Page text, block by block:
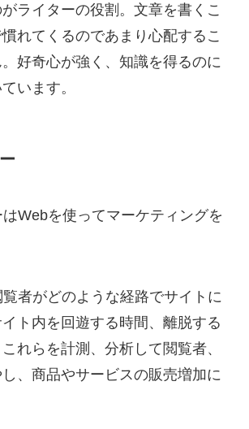
ライターの役割。文章を書くこ
れてくるのであまり心配するこ
好奇心が強く、知識を得るのに
います。
Webを使ってマーケティングを
者がどのような経路でサイトに
ト内を回遊する時間、離脱する
れらを計測、分析して閲覧者、
、商品やサービスの販売増加に